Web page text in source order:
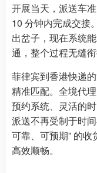
开展当天，派送车
10 分钟内完成交接
出岔子，现在系统
通，整个过程无缝
菲律宾到香港快递
精准匹配。全境代
预约系统、灵活的
派送不再受制于时
可靠、可预期” 的
高效顺畅。